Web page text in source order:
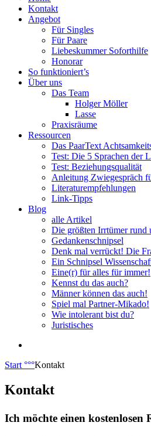
Inhalt
springen
PaarText
Coaching
Kontakt
Angebot
Für Singles
Für Paare
Liebeskummer Soforthilfe
Honorar
So funktioniert’s
Über uns
Das Team
Holger Möller
Lasse
Praxisräume
Ressourcen
Das PaarText
Test: Die 5 Sprachen der
Test: Beziehungsqualität
Anleitung Zwiegespräch
Literaturempfehlungen
Link-Tipps
Blog
alle Artikel
Die größten Irrtümer rund
Gedankenschnipsel
Denk mal verrückt! Die
Ein Schnipsel
Eine(r) für alles für immer!
Kennst du das auch?
Männer können das auch!
Spiel mal Partner-Mikado!
Wie intolerant bist du?
Juristisches
Start °°°Kontakt
Kontakt
Ich möchte einen kostenlosen